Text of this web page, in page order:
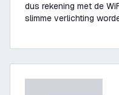
dus rekening met de
slimme verlichting